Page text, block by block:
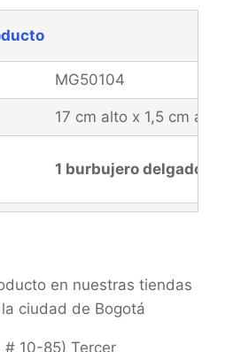
MG50104
17 cm alto x 1,5 cm anco
1 burbujero delgado
en nuestras tiendas
ciudad de Bogotá
# 10-85) Tercer